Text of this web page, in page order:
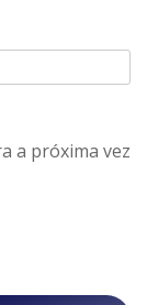
a próxima vez